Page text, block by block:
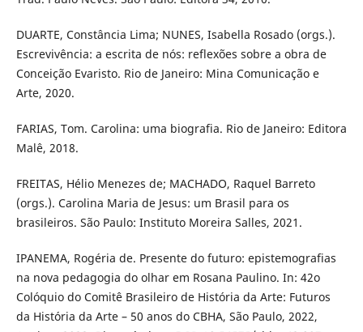
DUARTE, Constância Lima; NUNES, Isabella Rosado (orgs.).
Escrevivência: a escrita de nós: reflexões sobre a obra de
Conceição Evaristo. Rio de Janeiro: Mina Comunicação e
Arte, 2020.
FARIAS, Tom. Carolina: uma biografia. Rio de Janeiro: Editora
Malê, 2018.
FREITAS, Hélio Menezes de; MACHADO, Raquel Barreto
(orgs.). Carolina Maria de Jesus: um Brasil para os
brasileiros. São Paulo: Instituto Moreira Salles, 2021.
IPANEMA, Rogéria de. Presente do futuro: epistemografias
na nova pedagogia do olhar em Rosana Paulino. In: 42o
Colóquio do Comitê Brasileiro de História da Arte: Futuros
da História da Arte – 50 anos do CBHA, São Paulo, 2022,